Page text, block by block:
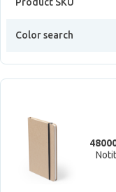
Product SKU
Color search